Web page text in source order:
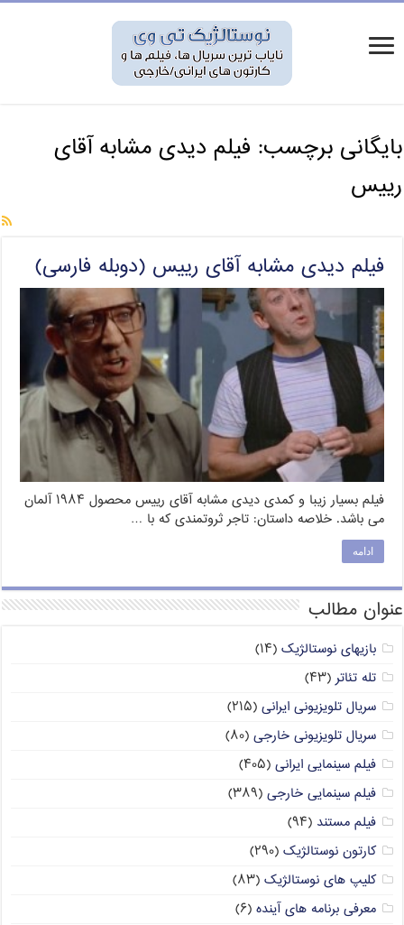
بایگانی برچسب: فیلم دیدی مشابه آقای
رییس
فیلم دیدی مشابه آقای رییس (دوبله فارسی)
فیلم بسیار زیبا و کمدی دیدی مشابه آقای رییس محصول ۱۹۸۴ آلمان
می باشد. خلاصه داستان: تاجر ثروتمندی که با …
ادامه
عنوان مطالب
بازیهای نوستالژیک (۱۴)
تله تئاتر (۴۳)
سریال تلویزیونی ایرانی (۲۱۵)
سریال تلویزیونی خارجی (۸۰)
فیلم سینمایی ایرانی (۴۰۵)
فیلم سینمایی خارجی (۳۸۹)
فیلم مستند (۹۴)
کارتون نوستالژیک (۲۹۰)
کلیپ های نوستالژیک (۸۳)
معرفی برنامه های آینده (۶)